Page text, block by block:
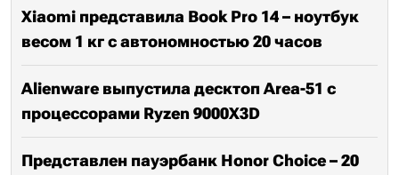
Xiaomi представила Book Pro 14 – ноутбук
весом 1 кг с автономностью 20 часов
Alienware выпустила десктоп Area-51 с
процессорами Ryzen 9000X3D
Представлен пауэрбанк Honor Choice – 20